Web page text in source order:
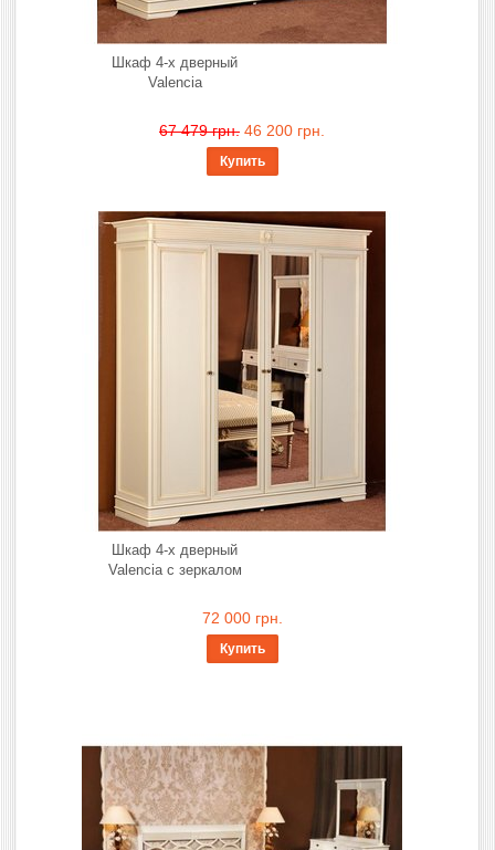
Шкаф 4-х дверный
Valencia
67 479 грн. 46 200 грн.
Купить
Шкаф 4-х дверный
Valencia с зеркалом
72 000 грн.
Купить